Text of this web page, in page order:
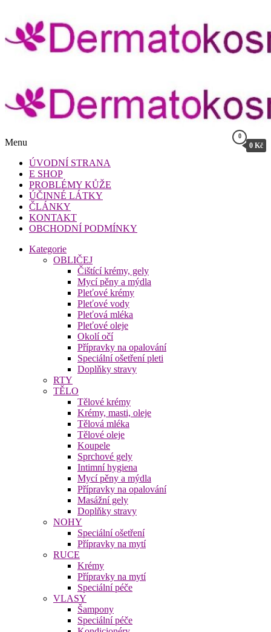
obsah
Dermatokosmetika.cz
0
0 Kč
Menu
ÚVODNÍ STRANA
E SHOP
PROBLÉMY KŮŽE
ÚČINNÉ LÁTKY
ČLÁNKY
KONTAKT
OBCHODNÍ PODMÍNKY
Kategorie
OBLIČEJ
Čištící krémy, gely
Mycí pěny a mýdla
Pleťové krémy
Pleťové vody
Pleťová mléka
Pleťové oleje
Okolí očí
Přípravky na opalování
Speciální ošetření pleti
Doplňky stravy
RTY
TĚLO
Tělové krémy
Krémy, masti, oleje
Tělová mléka
Tělové oleje
Koupele
Sprchové gely
Intimní hygiena
Mycí pěny a mýdla
Přípravky na opalování
Masážní gely
Doplňky stravy
NOHY
Speciální ošetření
Přípravky na mytí
RUCE
Krémy
Přípravky na mytí
Speciální péče
VLASY
Šampony
Speciální péče